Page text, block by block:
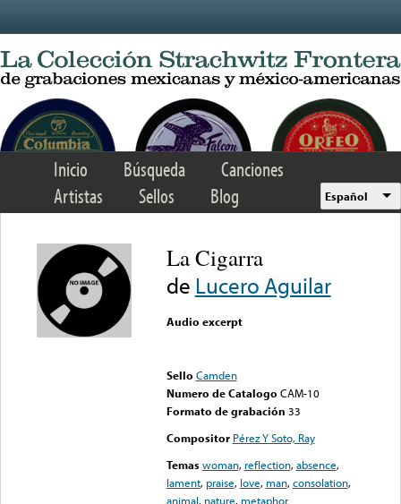
Inicio Búsqueda
Canciones
Artistas
Sellos Blog Español
La Cigarra
de Lucero Aguilar
Audio excerpt
Sello Camden
Numero de Catalogo CAM-10
Formato de grabación 33
Compositor Pérez Y Soto, Ray
Temas woman, reflection,absence,
lament, praise, love, man,consolation,
animal, nature, metaphor